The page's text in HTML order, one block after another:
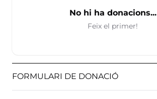
No hi ha donacions...
Feix el primer!
FORMULARI DE DONACIÓ